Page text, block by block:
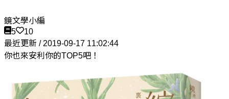
鏡文學小編
5
10
最近更新 / 2019-09-17 11:02:44
你也來安利你的TOP5吧！